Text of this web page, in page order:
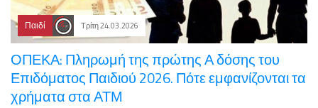
Παιδί Τρίτη 24.03.2026
ΟΠΕΚΑ: Πληρωμή της πρώτης Α δόσης του
Επιδόματος Παιδιού 2026. Πότε εμφανίζονται τα
χρήματα στα ΑΤΜ